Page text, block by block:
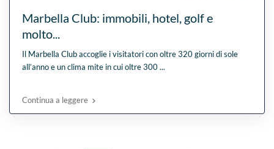
Marbella Club: immobili, hotel, golf e
molto...
Il Marbella Club accoglie i visitatori con oltre 320 giorni di sole
all’anno e un clima mite in cui oltre 300...
Continua a leggere